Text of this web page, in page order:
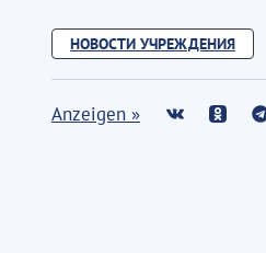
НОВОСТИ УЧРЕЖДЕНИЯ
Anzeigen »